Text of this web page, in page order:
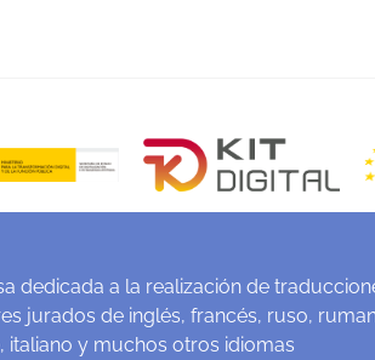
dedicada a la realización de
jurados de inglés, francés, ruso,
italiano y muchos otros idiomas